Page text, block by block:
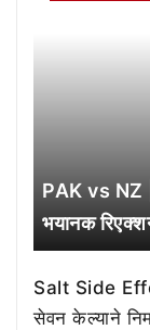
PAK vs NZ
भयानक
Salt Side
सेवन केल्याने